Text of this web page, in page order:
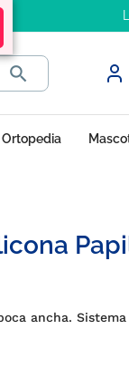

Ortopedia
ancha.